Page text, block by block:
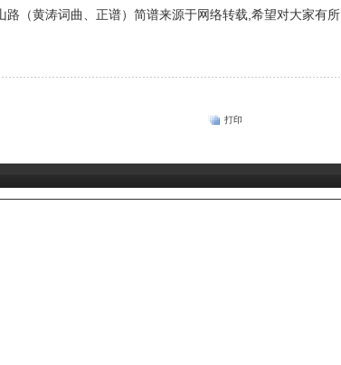
（黄涛词曲、正谱）简谱来源于网络转载,希望对大家有所
打印